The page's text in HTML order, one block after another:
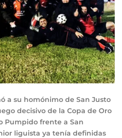
a su homónimo de San Justo
decisivo de la Copa de Oro
Pumpido frente a San
liguista ya tenía definidas